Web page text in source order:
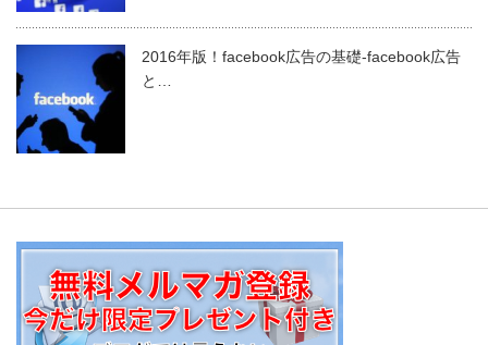
2016年版！facebook広告の基礎-facebook広告
と…